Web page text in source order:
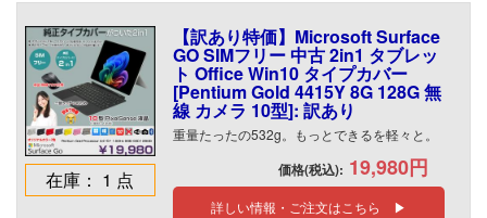
在庫： 1 点
【訳あり特価】Microsoft Surface
GO SIMフリー 中古 2in1 タブレッ
ト Office Win10 タイプカバー
[Pentium Gold 4415Y 8G 128G 無
線 カメラ 10型]: 訳あり
重量たったの532g。もっとできるを軽々と。
価格(税込): 19,980円
詳しい情報・ご注文はこちら ▶